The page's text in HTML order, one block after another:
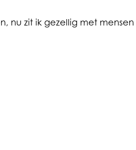
nu zit ik gezellig met